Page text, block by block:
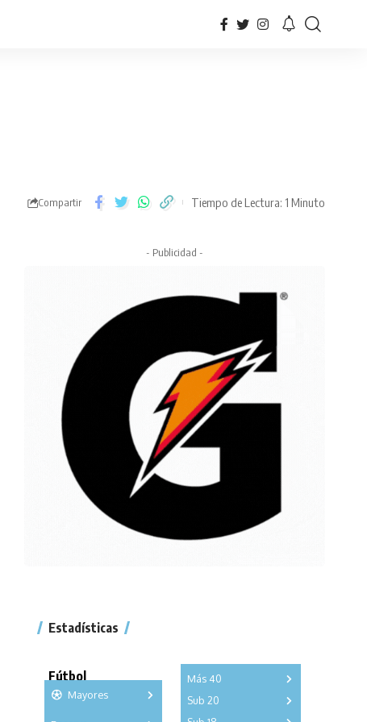
Compartir Tiempo de Lectura: 1 Minuto
- Publicidad -
Estadísticas
Fútbol
Mayores
Más 40
Sub 20